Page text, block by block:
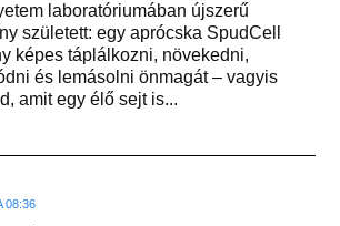
laboratóriumában újszerű
született: egy aprócska SpudCell
képes táplálkozni, növekedni,
és lemásolni önmagát – vagyis
amit egy élő sejt is...
08:36